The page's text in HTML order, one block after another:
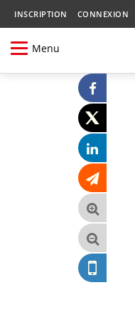
INSCRIPTION CONNEXION
Menu